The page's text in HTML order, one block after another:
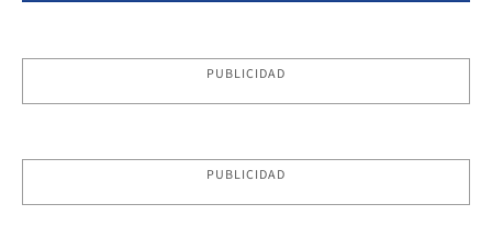
PUBLICIDAD
PUBLICIDAD